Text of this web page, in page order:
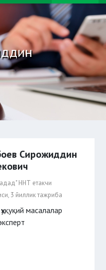
Сирожиддин
ННТ етакчи
3 йиллик тажриба
масалалар